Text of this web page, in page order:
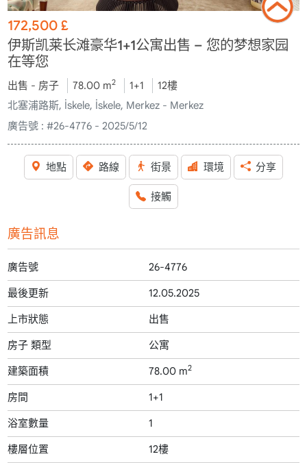
172,500£
伊斯凯莱长滩豪华1+1公寓出售 – 您的梦想家园
在等您
出售 - 房子 78.00 m2 1+1
12樓
北塞浦路斯, İskele, İskele, Merkez - Merkez
廣告號 : #26-4776 - 2025/5/12
地點 路線 街景 環境 分享
接觸
廣告訊息
廣告號 26-4776
最後更新 12.05.2025
上市狀態 出售
房子 類型 公寓
建築面積 78.00 m2
房間 1+1
浴室數量 1
樓層位置 12樓